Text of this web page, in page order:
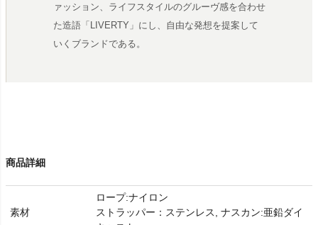
ァッション、ライフスタイルのグルーヴ感を合わせ
た造語「LIVERTY」にし、自由な発想を提案して
いくブランドである。
商品詳細
素材
ロープ:ナイロン
ストラッパー：ステンレス, ナスカン:亜鉛ダイ